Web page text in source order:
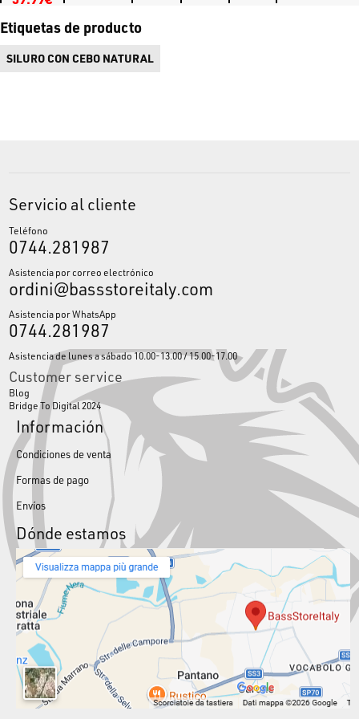
Etiquetas de producto
SILURO CON CEBO NATURAL
Servicio al cliente
Teléfono
0744.281987
Asistencia por correo electrónico
ordini@bassstoreitaly.com
Asistencia por WhatsApp
0744.281987
Asistencia de lunes a sábado 10.00-13.00 / 15.00-17.00
Customer service
Blog
Bridge To Digital 2024
Información
Condiciones de venta
Formas de pago
Envíos
Dónde estamos